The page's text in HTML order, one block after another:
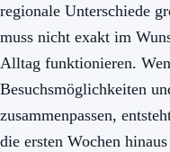
regionale Unterschiede
muss nicht exakt im
Alltag funktionieren.
Besuchsmöglichkeiten
zusammenpassen,
die ersten Wochen